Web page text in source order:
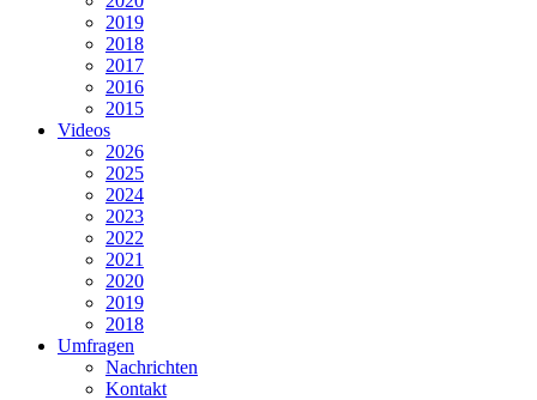
2019
2018
2017
2016
2015
Videos
2026
2025
2024
2023
2022
2021
2020
2019
2018
Umfragen
Nachrichten
Kontakt